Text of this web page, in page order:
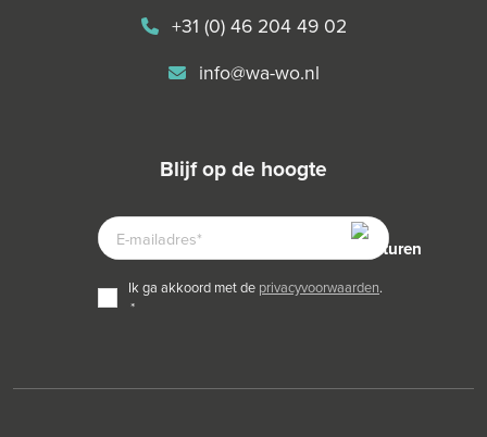
+31 (0) 46 204 49 02
info@wa-wo.nl
blijf op de hoogte
E-
MAILADRES
TOESTEMMING
*
ik ga akkoord met de privacyvoorwaarden.
*